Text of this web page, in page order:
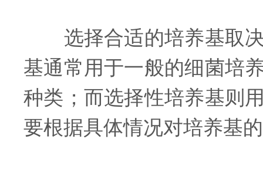
选择合适的培养基取决
基通常用于一般的细菌培
种类；而选择性培养基则
要根据具体情况对培养基